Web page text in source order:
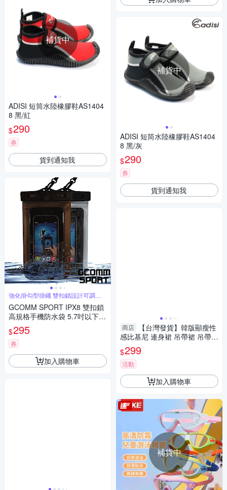
補貨中
ADISI 短筒水陸橡膠鞋AS1404
8 黑/紅
$290
券
貨到通知我
強化掛勾型掛繩 雙扣鎖設計可調式
臂帶腕帶
GCOMM SPORT IPX8 雙扣鎖
高規格手機防水袋 5.7吋以下通
用
$295
券
加入購物車
補貨中
ADISI 短筒水陸橡膠鞋AS1404
8 黑/灰
$290
券
貨到通知我
商店
【台灣發貨】韓版顯瘦性
感比基尼 連身裙 吊帶裙 吊帶
褲 女裝S362【S133】
$299
活動
加入購物車
補貨中